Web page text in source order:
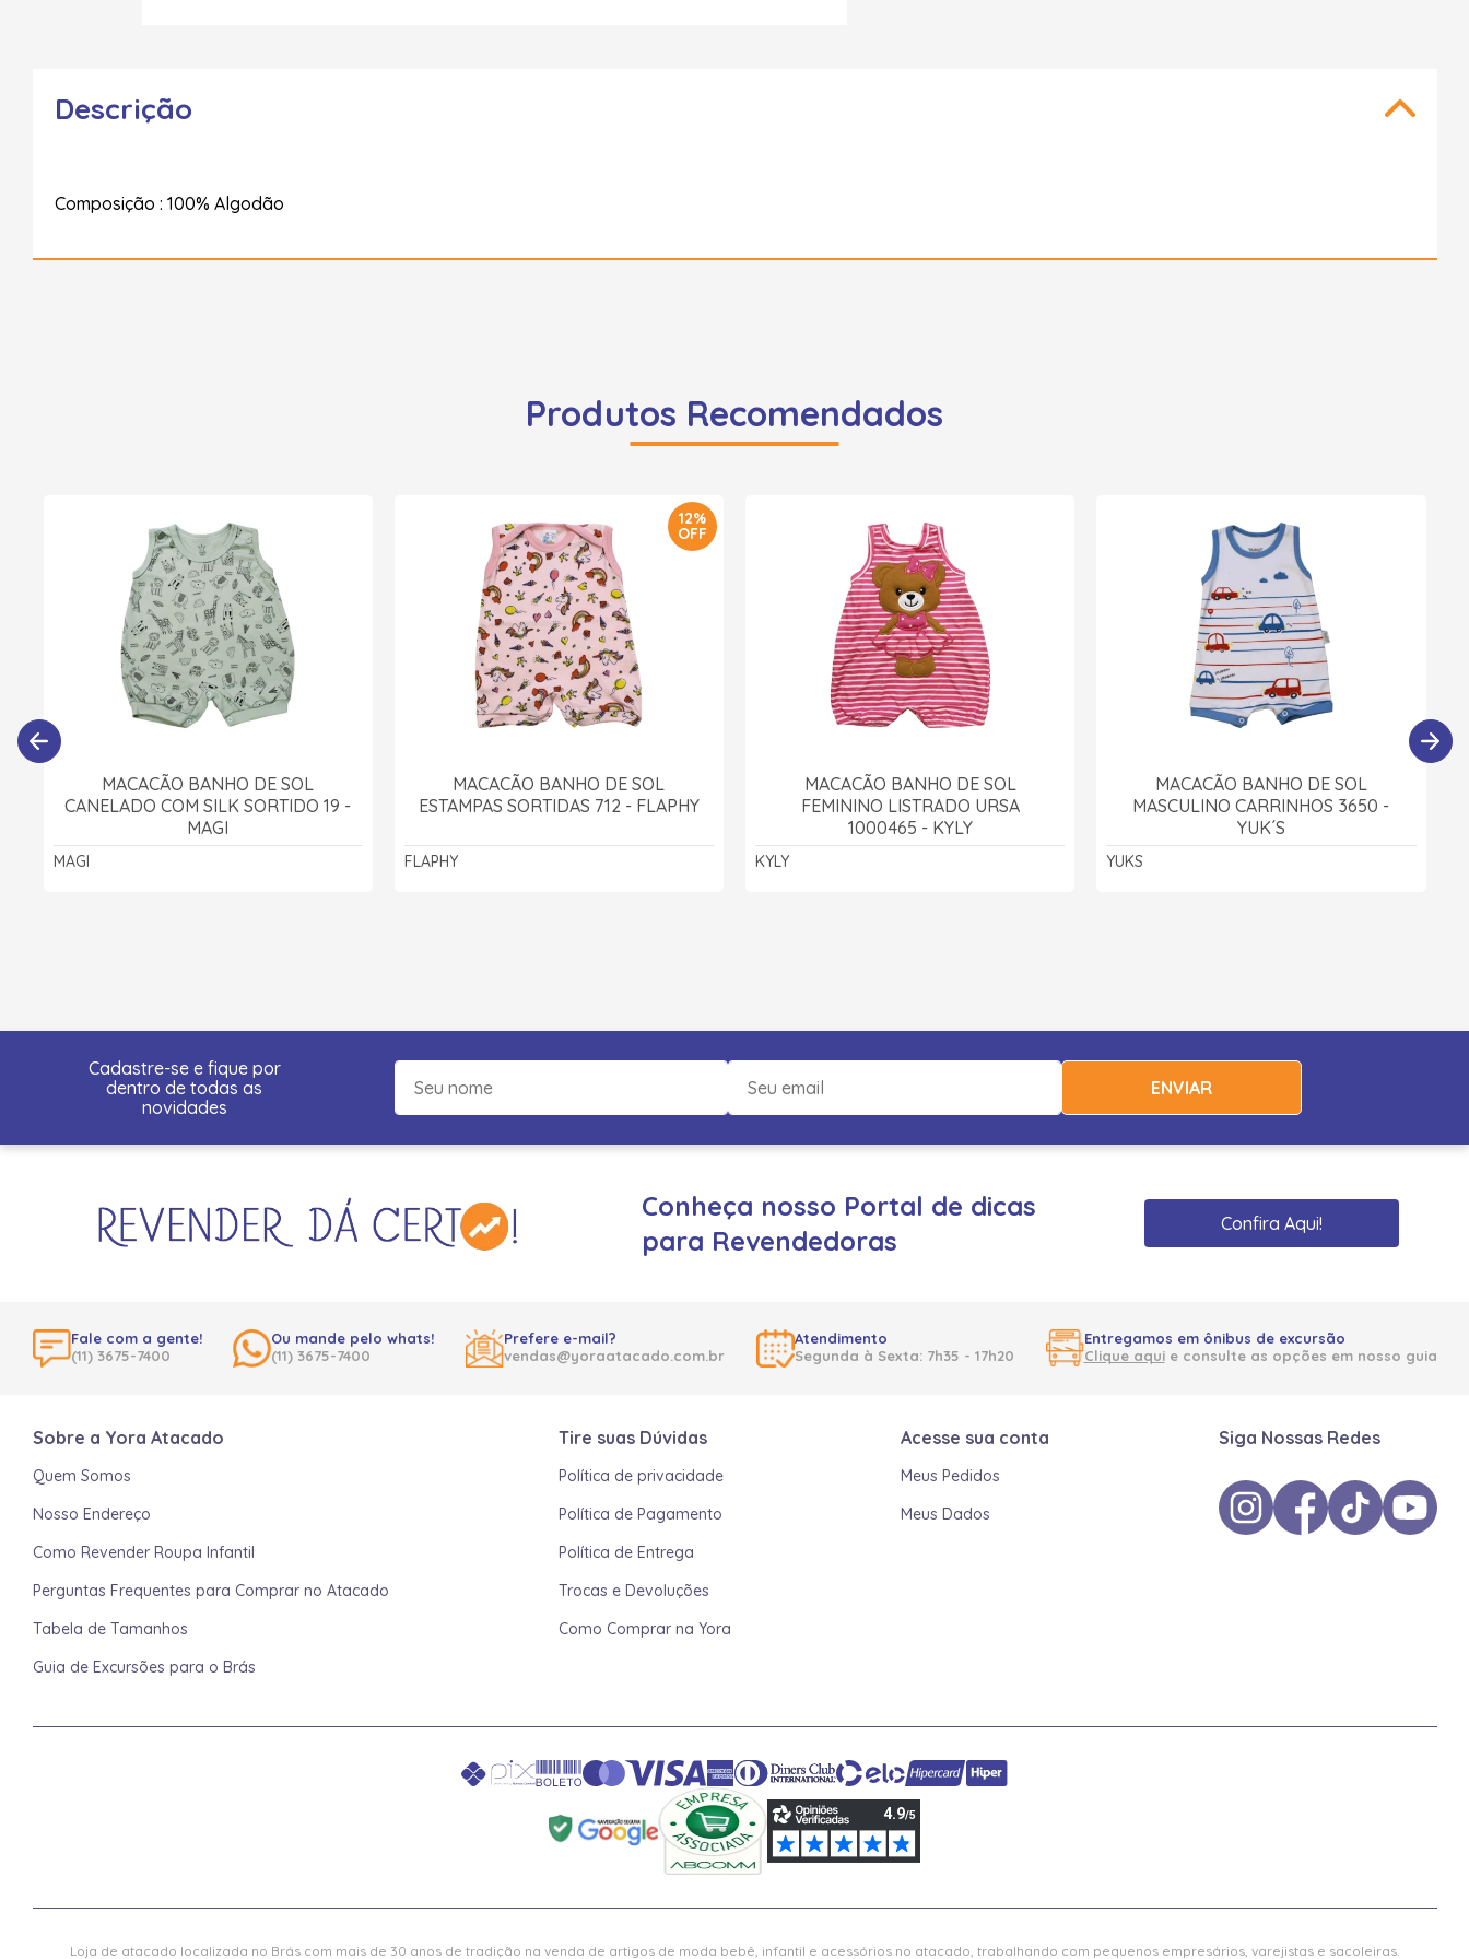
Descrição
Composição : 100% Algodão
Produtos Recomendados
MACACÃO BANHO DE SOL
CANELADO COM SILK SORTIDO 19 -
MAGI
MAGI
12%
OFF
MACACÃO BANHO DE SOL
ESTAMPAS SORTIDAS 712 - FLAPHY
FLAPHY
MACACÃO BANHO DE SOL
FEMININO LISTRADO URSA
1000465 - KYLY
KYLY
MACACÃO BANHO DE SOL
MASCULINO CARRINHOS 3650 -
YUK´S
YUKS
Cadastre-se e fique por
dentro de todas as
novidades
ENVIAR
Conheça nosso Portal de dicas
para Revendedoras
Confira Aqui!
Fale com a gente!
(11) 3675-7400
Ou mande pelo whats!
(11) 3675-7400
Prefere e-mail?
vendas@yoraatacado.com.br
Atendimento
Segunda à Sexta: 7h35 - 17h20
Entregamos em ônibus de excursão
Clique aquie consulte as opções em nosso guia
Sobre a Yora Atacado
Quem Somos
Nosso Endereço
Como Revender Roupa Infantil
Perguntas Frequentes para Comprar no Atacado
Tabela de Tamanhos
Guia de Excursões para o Brás
Tire suas Dúvidas
Política de privacidade
Política de Pagamento
Política de Entrega
Trocas e Devoluções
Como Comprar na Yora
Acesse sua conta
Meus Pedidos
Meus Dados
Siga Nossas Redes
Loja de atacado localizada no Brás com mais de 30 anos de tradição na venda de artigos de moda bebê, infantil e acessórios no atacado, trabalhando com pequenos empresários, varejistas e sacoleiras.